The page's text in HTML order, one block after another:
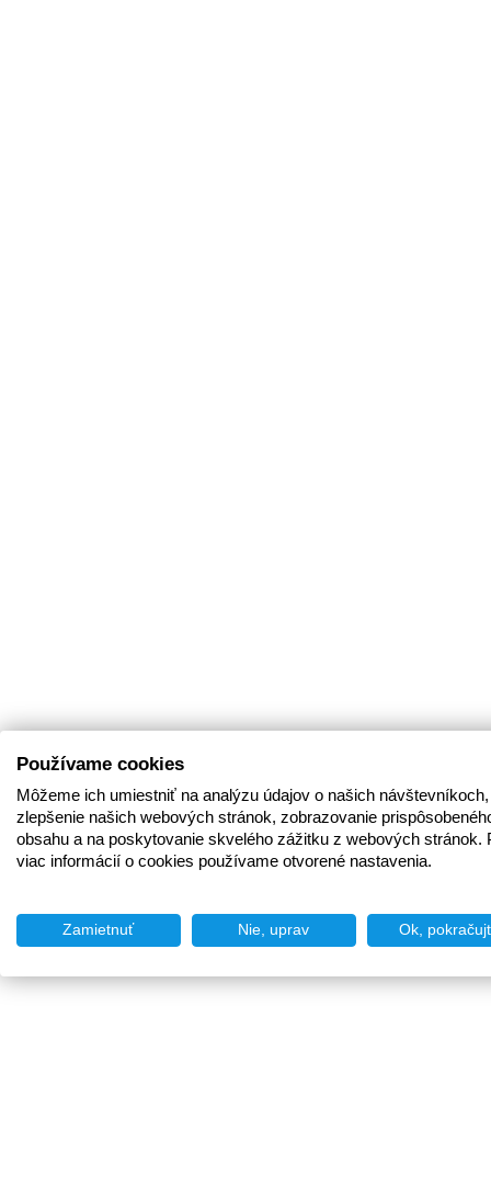
Používame cookies
Môžeme ich umiestniť na analýzu údajov o našich
zlepšenie našich webových stránok, zobrazovanie
obsahu a na poskytovanie skvelého zážitku z webových stránok.
viac informácií o cookies používame otvorené nastavenia.
Zamietnuť Nie, uprav Ok,